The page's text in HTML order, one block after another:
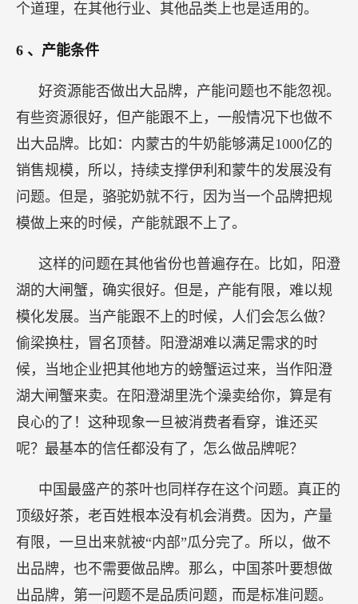
个道理，在其他行业、其他品类上也是适用的。
6 、产能条件
好资源能否做出大品牌，产能问题也不能忽视。
有些资源很好，但产能跟不上，一般情况下也做不
出大品牌。比如：内蒙古的牛奶能够满足1000亿的
销售规模，所以，持续支撑伊利和蒙牛的发展没有
问题。但是，骆驼奶就不行，因为当一个品牌把规
模做上来的时候，产能就跟不上了。
这样的问题在其他省份也普遍存在。比如，阳澄
湖的大闸蟹，确实很好。但是，产能有限，难以规
模化发展。当产能跟不上的时候，人们会怎么做？
偷梁换柱，冒名顶替。阳澄湖难以满足需求的时
候，当地企业把其他地方的螃蟹运过来，当作阳澄
湖大闸蟹来卖。在阳澄湖里洗个澡卖给你，算是有
良心的了！这种现象一旦被消费者看穿，谁还买
呢？最基本的信任都没有了，怎么做品牌呢？
中国最盛产的茶叶也同样存在这个问题。真正的
顶级好茶，老百姓根本没有机会消费。因为，产量
有限，一旦出来就被“内部”瓜分完了。所以，做不
出品牌，也不需要做品牌。那么，中国茶叶要想做
出品牌，第一问题不是品质问题，而是标准问题。